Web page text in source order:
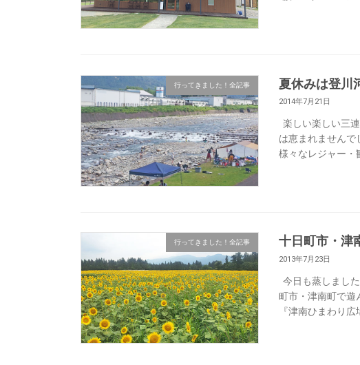
行ってきました！全記事 夏休みは登川
2014年7月21日
楽しい楽しい三
は恵まれませんで
様々なレジャー・
行ってきました！全記事 十日町市・津
2013年7月23日
今日も蒸しまし
町市・津南町で遊
『津南ひまわり広